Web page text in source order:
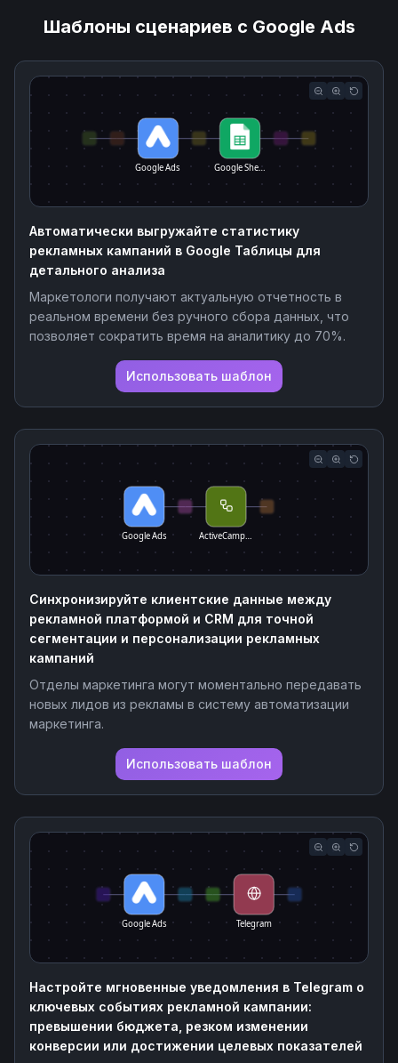
Шаблоны сценариев с Google Ads
Google Ads Google She…
Автоматически выгружайте статистику
рекламных кампаний в Google Таблицы для
детального анализа
Маркетологи получают актуальную отчетность в
реальном времени без ручного сбора данных, что
позволяет сократить время на аналитику до 70%.
Использовать шаблон
Google Ads ActiveCamp…
Синхронизируйте клиентские данные между
рекламной платформой и CRM для точной
сегментации и персонализации рекламных
кампаний
Отделы маркетинга могут моментально передавать
новых лидов из рекламы в систему автоматизации
маркетинга.
Использовать шаблон
Google Ads Telegram
Настройте мгновенные уведомления в Telegram о
ключевых событиях рекламной кампании:
превышении бюджета, резком изменении
конверсии или достижении целевых показателей